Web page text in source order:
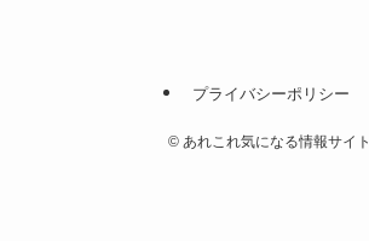
プライバシーポリシー
©あれこれ気になる情報サイト.